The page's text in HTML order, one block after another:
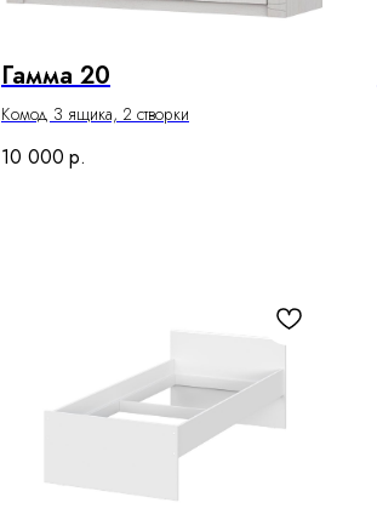
Гамма 20
Комод 3 ящика, 2 створки
10 000 р.